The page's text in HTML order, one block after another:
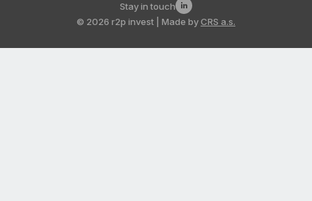
© 2026 r2p invest | Made byCRS a.s.
Stay in touch